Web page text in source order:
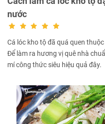
nước
Cá lóc kho tộ đã quá quen
Để làm ra hương vị quê nhà
mí công thức siêu hiệu quả đây.